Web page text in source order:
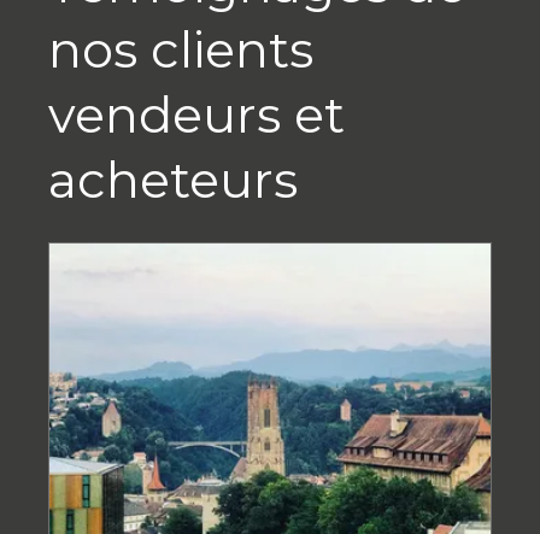
nos clients
vendeurs et
acheteurs